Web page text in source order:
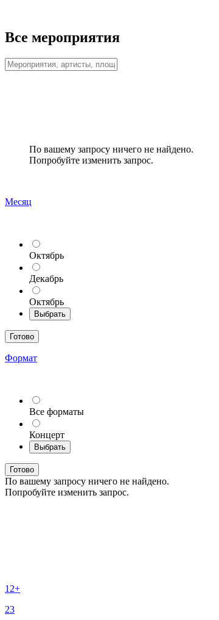
Все мероприятия
По вашему запросу ничего не найдено.
Попробуйте изменить запрос.
Месяц
Октябрь
Декабрь
Октябрь
Выбрать
Готово
Формат
Все форматы
Концерт
Выбрать
Готово
По вашему запросу ничего не найдено.
Попробуйте изменить запрос.
12+
23